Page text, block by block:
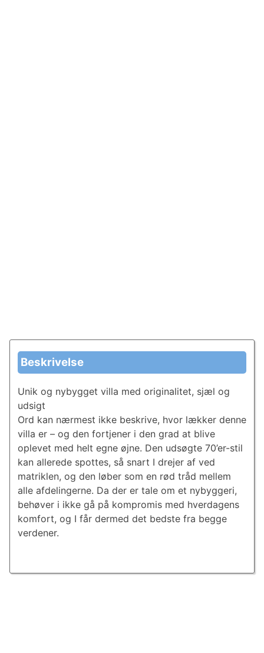
Beskrivelse
Unik og nybygget villa med originalitet, sjæl og
udsigt
Ord kan nærmest ikke beskrive, hvor lækker denne
villa er – og den fortjener i den grad at blive
oplevet med helt egne øjne. Den udsøgte 70’er-stil
kan allerede spottes, så snart I drejer af ved
matriklen, og den løber som en rød tråd mellem
alle afdelingerne. Da der er tale om et nybyggeri,
behøver i ikke gå på kompromis med hverdagens
komfort, og I får dermed det bedste fra begge
verdener.